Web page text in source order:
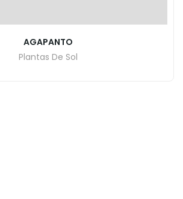
AGAPANTO
Plantas De Sol